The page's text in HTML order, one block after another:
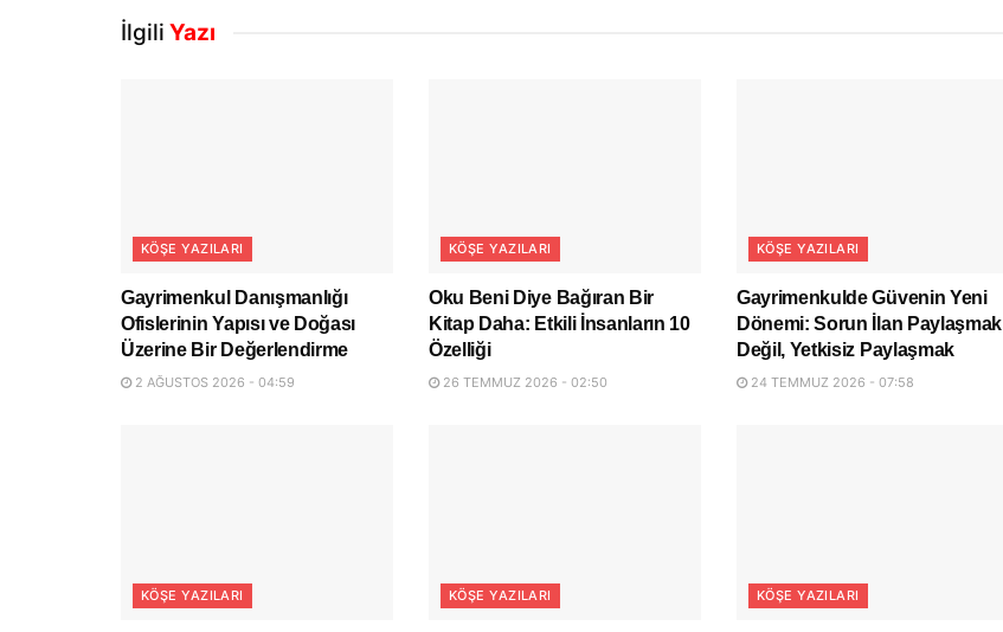
İlgili Yazı
KÖŞE YAZILARI
Gayrimenkul Danışmanlığı
Ofislerinin Yapısı ve Doğası
Üzerine Bir Değerlendirme
2 AĞUSTOS 2026 - 04:59
KÖŞE YAZILARI
Oku Beni Diye Bağıran Bir
Kitap Daha: Etkili İnsanların 10
Özelliği
26 TEMMUZ 2026 - 02:50
KÖŞE YAZILARI
Gayrimenkulde Güvenin Yeni
Dönemi: Sorun İlan Paylaşmak
Değil, Yetkisiz Paylaşmak
24 TEMMUZ 2026 - 07:58
KÖŞE YAZILARI KÖŞE YAZILARI KÖŞE YAZILARI